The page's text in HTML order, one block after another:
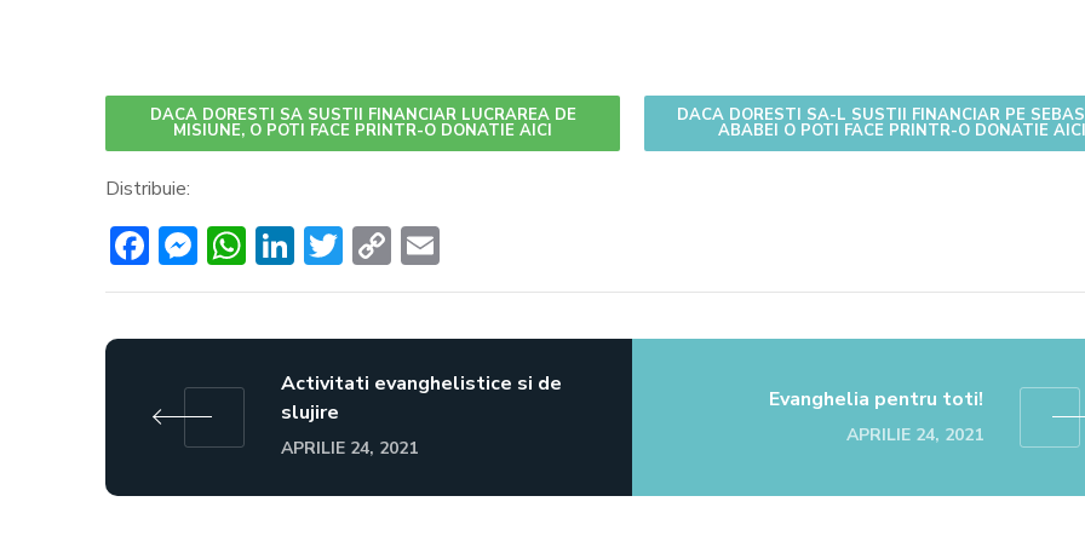
DACA DORESTI SA SUSTII FINANCIAR LUCRAREA DE
MISIUNE, O POTI FACE PRINTR-O DONATIE AICI
DACA DORESTI SA-L SUSTII FINANCIAR PE
ABABEI O POTI FACE PRINTR-O DONATIE AICI
Distribuie:
Facebook
Messenger
WhatsApp
LinkedIn
Twitter
Copy
Link
Activitati evanghelistice si de
slujire
APRILIE 24, 2021
Evanghelia pentru toti!
APRILIE 24, 2021